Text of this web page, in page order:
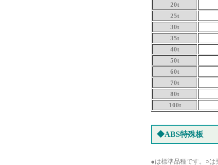
20t
25t
30t
35t
40t
50t
60t
70t
80t
100t
◆ABS特殊板
●は標準品種です。○は